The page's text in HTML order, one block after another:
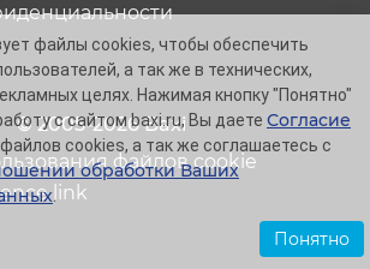
© 2005-2026 Baxi
файлов cookie
link
файлы cookies, чтобы обеспечить
а так же в технических,
целях. Нажимая кнопку "Понятно"
с сайтом baxi.ru, Вы даете Согласие
cookies, а так же соглашаетесь с
обработки Ваших
.
Понятно